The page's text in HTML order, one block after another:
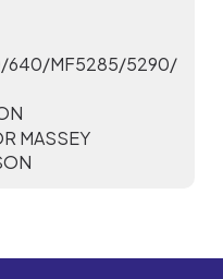
640/MF5285/5290/
MASSEY